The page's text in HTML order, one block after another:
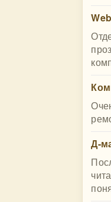
Д-